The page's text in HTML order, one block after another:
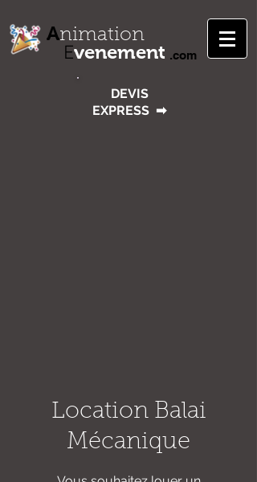
Animation
.com
Evenement
DEVIS
EXPRESS ➡
Location Balai
Mécanique